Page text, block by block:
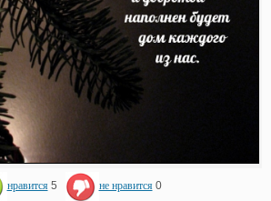
нравится 5 не нравится 0